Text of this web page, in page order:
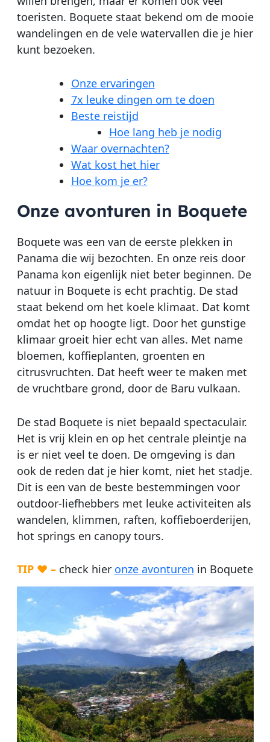
toeristen. Boquete staat bekend om de mooie
wandelingen en de vele watervallen die je hier
kunt bezoeken.
Onze ervaringen
7x leuke dingen om te doen
Beste reistijd
Hoe lang heb je nodig
Waar overnachten?
Wat kost het hier
Hoe kom je er?
Onze avonturen in Boquete
Boquete was een van de eerste plekken in
Panama die wij bezochten. En onze reis door
Panama kon eigenlijk niet beter beginnen. De
natuur in Boquete is echt prachtig. De stad
staat bekend om het koele klimaat. Dat komt
omdat het op hoogte ligt. Door het gunstige
klimaar groeit hier echt van alles. Met name
bloemen, koffieplanten, groenten en
citrusvruchten. Dat heeft weer te maken met
de vruchtbare grond, door de Baru vulkaan.
De stad Boquete is niet bepaald spectaculair.
Het is vrij klein en op het centrale pleintje na
is er niet veel te doen. De omgeving is dan
ook de reden dat je hier komt, niet het stadje.
Dit is een van de beste bestemmingen voor
outdoor-liefhebbers met leuke activiteiten als
wandelen, klimmen, raften, koffieboerderijen,
hot springs en canopy tours.
TIP ♥ –check hier onze avonturen in Boquete